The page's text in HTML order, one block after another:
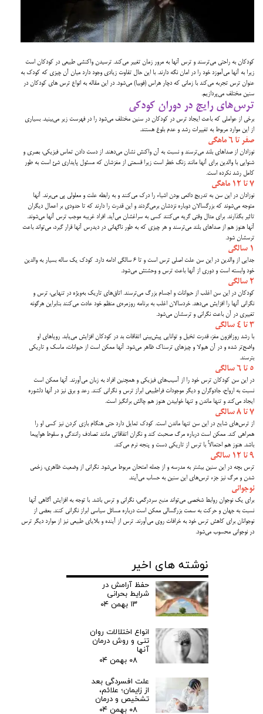
کودکان به راحتی می‌ترسند و ترس آنها به مرور زمان تغییر می‌کند. ترسیدن واکنشی طبیعی در کودکان است
زیرا به آنها می‌آموزد خود را در امان نگه دارند. با این حال تفاوت زیادی وجود دارد میان آن چیزی که کودک به
عنوان ترس تجربه می‌کند با زمانی که دچار هراس (فوبیا) می‌شود. در این مقاله به انواع ترس های کودکان در
سنین مختلف می‌پردازیم.
ترس‌های رایج در دوران کودکی
برخی از عواملی که باعث ایجاد ترس در کودکان در سنین مختلف می‌شود را در فهرست زیر می‌بینید. بسیاری
از این موارد مربوط به تغییرات رشد و عدم بلوغ هستند.
صفر تا ۶ ماهگی
نوزادان از صداهای بلند می‌ترسند و نسبت به آن واکنش نشان می‌دهند. از دست دادن تماس فیزیکی، بصری و
شنوایی با والدین برای آنها مانند زنگ خطر است زیرا قسمتی از مغزشان که مسئول پایداری شئ است به طور
کامل رشد نکرده‌ است.
۷ تا ۱۲ ماهگی
نوزادان در این سن به تدریج دائمی بودن اشیاء را درک می‌کنند و به رابطه علت و معلولی پی می‌برند. آنها
متوجه می‌شوند که بزرگسالان دوباره نزدشان برمی‌گردند و این قدرت را دارند که تا حدودی بر اعمال دیگران
تاثیر بگذارند. برای مثال وقتی گریه می‌کنند کسی به سراغشان می‌آید. افراد غریبه موجب ترس آنها می‌شوند.
آنها هنوز هم از صداهای بلند می‌ترسند و هر چیزی که به طور ناگهانی در دیدرس آنها قرار گیرد، می‌تواند باعث
ترسشان شود.
۱ سالگی
جدایی از والدین در این سن علت اصلی ترس است و تا ۶ سالگی ادامه دارد. کودک یک ساله بسیار به والدین
خود وابسته است و دوری از آنها باعث ترس و وحشتش می‌شود.
۲ سالگی
کودکان در این سن اغلب از حیوانات و اجسام بزرگ می‌ترسند. اتاق‌های تاریک به‌ویژه در تنهایی، ترس و
نگرانی آنها را افزایش می‌دهد. خردسالان اغلب به برنامه روزمره‌ی منظم خود عادت می‌کنند بنابراین هرگونه
تغییری در آن باعث نگرانی و ترسشان می‌شود.
۳ تا ۴ سالگی
با رشد روزافزون مغز، قدرت تخیل و توانایی پیش‌بینی اتفاقات بد در کودکان افزایش می‌یابد. رویاهای او
واضح‌تر شده و در آن هیولا و چیزهای ترسناک ظاهر می‌شود. آنها ممکن است از حیوانات، ماسک و تاریکی
بترسند.
۵ تا ۶ سالگی
در این سن کودکان ترس خود را از آسیب‌های فیزیکی و همچنین افراد به زبان می‌آورند. آنها ممکن است
نسبت به ارواح، جادوگران و دیگر موجودات فراطبیعی ابراز ترس و نگرانی کنند. رعد و برق نیز در آنها دلشوره
ایجاد می‌کند و تنها ماندن و تنها خوابیدن هنوز هم چالش برانگیز است.
۷ تا ۸ سالگی
از ترس‌های شایع در این سن تنها ماندن است. کودک تمایل دارد حتی هنگام بازی کردن نیز کسی او را
همراهی کند. ممکن است درباره مرگ صحبت کند و نگران اتفاقاتی مانند تصادف رانندگی و سقوط هواپیما
باشد. هنوز هم احتمالاً با ترس از تاریکی دست و پنجه نرم می‌کند.
۹ تا ۱۲ سالگی
ترس بچه در این سنین بیشتر به مدرسه و از جمله امتحان مربوط می‌شود. نگرانی از وضعیت ظاهری، زخمی
شدن و مرگ نیز جزء ترس‌های این سنین به حساب می‌آیند.
نوجوانی
برای یک نوجوان روابط شخصی می‌تواند منبع سردرگمی، نگرانی و ترس باشد. با توجه به افزایش آگاهی آنها
نسبت به جهان و حرکت به سمت بزرگسالی ممکن است درباره مسائل سیاسی ابراز نگرانی کنند. بعضی از
نوجوانان برای کاهش ترس خود به خرافات روی می‌آورند. ترس از آینده و بلایای طبیعی نیز از موارد دیگر ترس
در نوجوانی محسوب می‌شود.
نوشته های اخیر
حفظ آرامش در
شرایط بحرانی
۱۳ بهمن ۰۴
انواع اختلالات روان
تنی و روش درمان
آنها
۰۸ بهمن ۰۴
علت افسردگی بعد
از زایمان؛ علائم،
تشخیص و درمان
۰۸ بهمن ۰۴